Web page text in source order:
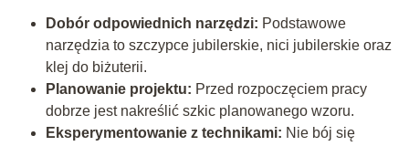
Dobór odpowiednich narzędzi: Podstawowe
narzędzia to szczypce jubilerskie, nici jubilerskie oraz
klej do biżuterii.
Planowanie projektu: Przed rozpoczęciem pracy
dobrze jest nakreślić szkic planowanego wzoru.
Eksperymentowanie z technikami: Nie bój się